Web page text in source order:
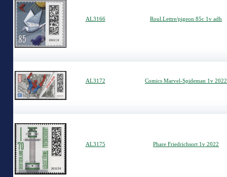
AL3166 Roul.Lettre/pigeon 85c 1v adh
AL3172 Comics Marvel-Spideman 1v 2022
AL3175 Phare Friedrichsort 1v 2022